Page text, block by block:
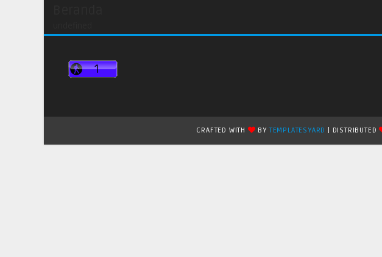
CRAFTED WITH BYTEMPLATESYARD | DISTRIBUTED